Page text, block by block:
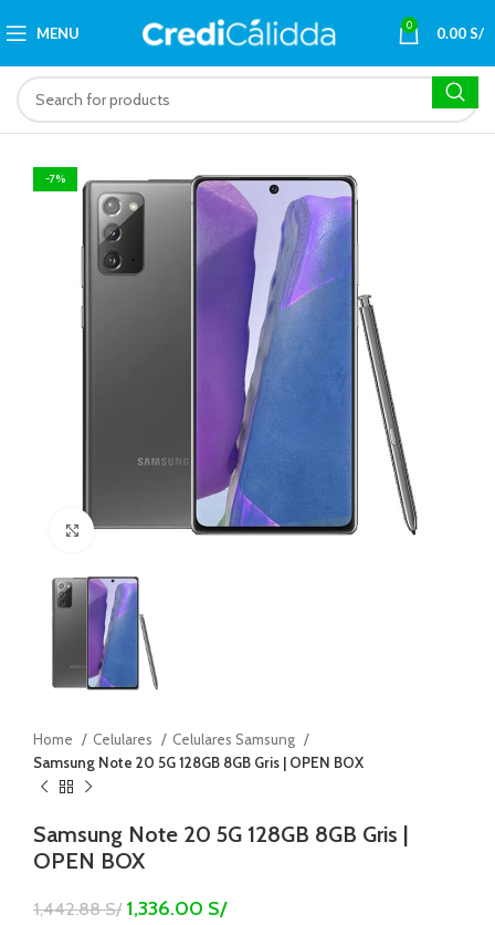
MENU 0 0.00S/
-7%
Click to enlarge
Home Celulares
Celulares Samsung
Samsung Note 20 5G 128GB 8GB Gris | OPEN BOX
Samsung Note 20 5G 128GB 8GB Gris |
OPEN BOX
1,442.88S/ 1,336.00 S/